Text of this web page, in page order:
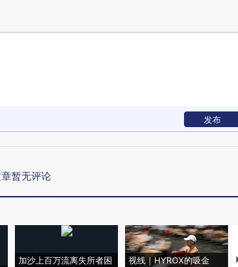
发布
暂无评论
加沙上百万流离失所者困
视线｜HYROX的吸金